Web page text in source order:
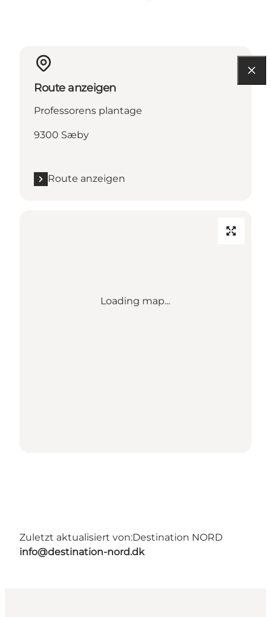
Route anzeigen
Professorens plantage
9300 Sæby
Route anzeigen
Loading map...
Zuletzt aktualisiert von:Destination NORD
info@destination-nord.dk